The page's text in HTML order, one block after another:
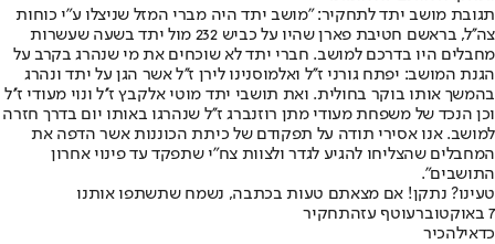
תגובת מושב יתד לתחקיר: "מושב יתד היה מברי המזל שניצלו ע"י כוחות
צה''ל, בראשם חטיבת פארן שהיו על כביש 232 מול יתד בשעה שעשרות
מחבלים היו בדרכם למושב. חברי יתד לא שוכחים את מי שנהרג בקרב על
הגנת המושב: יפתח גורני ז''ל ואלמוסנינו לירן ז''ל אשר הגן על יתד ונהרג
בהמשך אותו בוקר בחולית. ואת תושבי יתד מוטי אלקבץ ז''ל ונוי מעודי ז''ל
וכן הנכד של משפחת מעודי מתן רוזנברג ז''ל שנהרגו באותו יום בדרך חזרה
למושב. אנו אסירי תודה על תפקודם של כיתת הכוננות אשר הדפה את
המחבלים שהצליחו להגיע לגדר ולצוות צח"י שתפקד עד פינוי אחרון
התושבים".
טעינו? נתקן! אם מצאתם טעות בכתבה, נשמח שתשתפו אותנו
7 באוקטובר
עוטף עזהתחקיר
כדאילהכיר